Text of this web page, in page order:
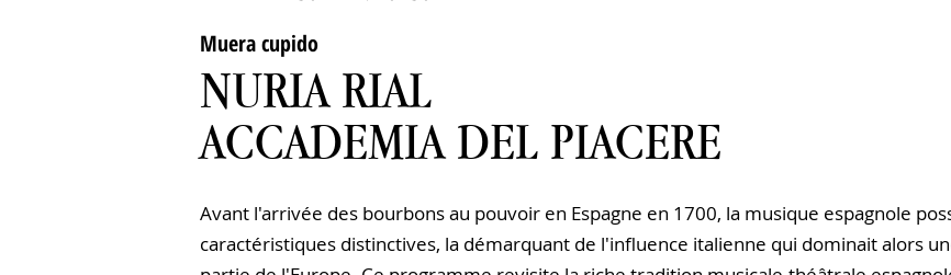
Muera cupido
NURIA RIAL
ACCADEMIA DEL PIACERE
Avant l'arrivée des bourbons au pouvoir en Espagne en 1700, la musique espagnole
caractéristiques distinctives, la démarquant de l'influence italienne qui dominait alors